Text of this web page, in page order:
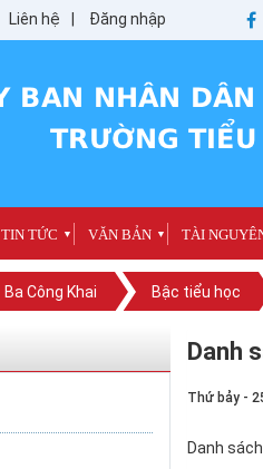
Liên hệ Đăng nhập
TIN TỨC ▼ VĂN BẢN ▼ TÀI
Ba Công Khai Bậc tiểu học
Danh
Thứ bảy -
Danh